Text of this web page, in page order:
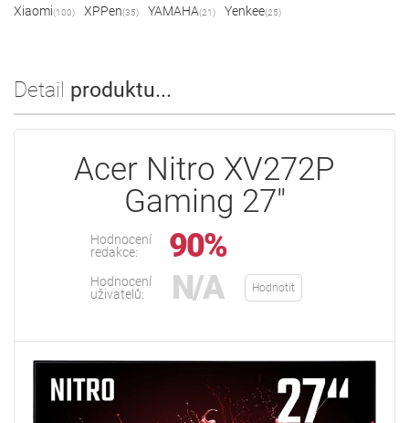
Xiaomi(100) XPPen(35) YAMAHA(21) Yenkee(25)
Detail produktu...
Acer Nitro XV272P
Gaming 27"
Hodnocení
redakce:
90%
Hodnocení
uživatelů:
N/A Hodnotit